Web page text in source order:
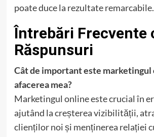
poate duce la rezultate remarcabile.
Întrebări Frecvente
Răspunsuri
Cât de important este
afacerea mea?
Marketingul online este crucial în
ajutând la creșterea vizibilității,
clienților noi și menținerea relației